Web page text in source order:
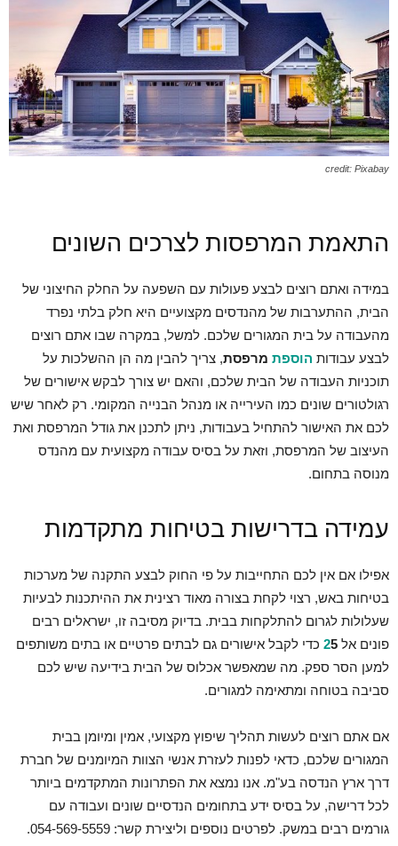
credit: Pixabay
התאמת המרפסות לצרכים השונים
במידה ואתם רוצים לבצע פעולות עם השפעה על החלק החיצוני של
הבית, ההתערבות של מהנדסים מקצועיים היא חלק בלתי נפרד
מהעבודה על בית המגורים שלכם. למשל, במקרה שבו אתם רוצים
לבצע עבודות הוספת מרפסת, צריך להבין מה הן ההשלכות על
תוכניות העבודה של הבית שלכם, והאם יש צורך לבקש אישורים של
רגולטורים שונים כמו העירייה או מנהל הבנייה המקומי. רק לאחר שיש
לכם את האישור להתחיל בעבודות, ניתן לתכנן את גודל המרפסת ואת
העיצוב של המרפסת, וזאת על בסיס עבודה מקצועית עם מהנדס
מנוסה בתחום.
עמידה בדרישות בטיחות מתקדמות
אפילו אם אין לכם התחייבות על פי החוק לבצע התקנה של מערכות
בטיחות באש, רצוי לקחת בצורה מאוד רצינית את ההיתכנות לבעיות
שעלולות לגרום להתלקחות בבית. בדיוק מסיבה זו, ישראלים רבים
פונים אל
25
כדי לקבל אישורים גם לבתים פרטיים או בתים משותפים
למען הסר ספק. מה שמאפשר אכלוס של הבית בידיעה שיש לכם
סביבה בטוחה ומתאימה למגורים.
אם אתם רוצים לעשות תהליך שיפוץ מקצועי, אמין ומיומן בבית
המגורים שלכם, כדאי לפנות לעזרת אנשי הצוות המיומנים של חברת
דרך ארץ הנדסה בע"מ. אנו נמצא את הפתרונות המתקדמים ביותר
לכל דרישה, על בסיס ידע בתחומים הנדסיים שונים ועבודה עם
גורמים רבים במשק. לפרטים נוספים וליצירת קשר: 054-569-5559.